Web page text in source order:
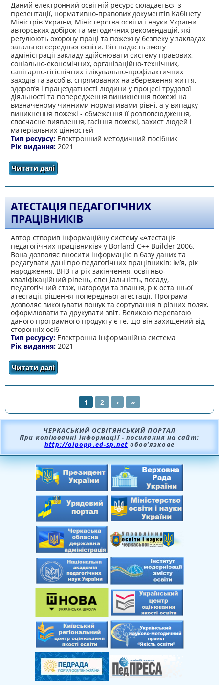
Даний електронний освітній ресурс складається з
презентації, нормативно-правових документів Кабінету
Міністрів України, Міністерства освіти і науки України,
авторських добірок та методичних рекомендацій, які
регулюють охорону праці та пожежну безпеку у закладах
загальної середньої освіти. Він надасть змогу
адміністрації закладу здійснювати систему правових,
соціально-економічних, організаційно-технічних,
санітарно-гігієнічних і лікувально-профілактичних
заходів та засобів, спрямованих на збереження життя,
здоров’я і працездатності людини у процесі трудової
діяльності та попередження виникнення пожежі на
визначеному чинними нормативами рівні, а у випадку
виникнення пожежі - обмеження її розповсюдження,
своєчасне виявлення, гасіння пожежі, захист людей і
матеріальних цінностей
Тип ресурсу: Електронний методичний посібник
Рік видання: 2021
Читати далі
АТЕСТАЦІЯ ПЕДАГОГІЧНИХ
ПРАЦІВНИКІВ
Автор створив інформаційну систему «Атестація
педагогічних працівників» у Borland C++ Builder 2006.
Вона дозволяє вносити інформацію в базу даних та
редагувати дані про педагогічних працівників: ім’я, рік
народження, ВНЗ та рік закінчення, освітньо-
кваліфікаційний рівень, спеціальність, посаду,
педагогічний стаж, нагороди та звання, рік останньої
атестації, рішення попередньої атестації. Програма
дозволяє виконувати пошук та сортування в різних полях,
оформлювати та друкувати звіт. Великою перевагою
даного програмного продукту є те, що він захищений від
сторонніх осіб
Тип ресурсу: Електронна інформаційна система
Рік видання: 2021
Читати даліпро Атестація педагогічних працівників
СТОРІНКИ
1 2 › »
ЧЕРКАСЬКИЙ ОСВІТЯНСЬКИЙ ПОРТАЛ
При копіюванні інформації - посилання на сайт:
http://oipopp.ed-sp.net обов’язкове